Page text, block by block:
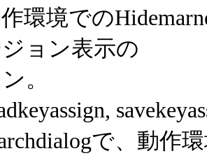
作環境での
ョン表示の
。
で、動